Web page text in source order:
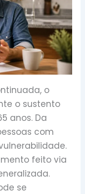
o
o sustento
anos. Da
com
feito via
se